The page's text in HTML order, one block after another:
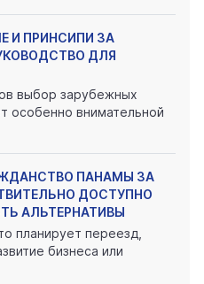
И ПРИНСИПИ ЗА
ДЛЯ
выбор зарубежных
особенно внимательной
ПАНАМЫ ЗА
ДОСТУПНО
АЛЬТЕРНАТИВЫ
планирует переезд,
бизнеса или